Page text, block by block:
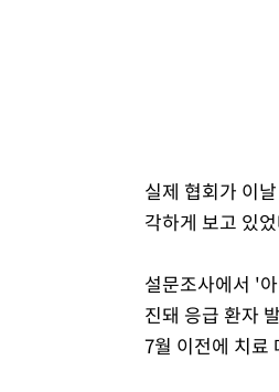
실제 협회가 이
각하게 보고 있
설문조사에서 '
진돼 응급 환자
7월 이전에 치료